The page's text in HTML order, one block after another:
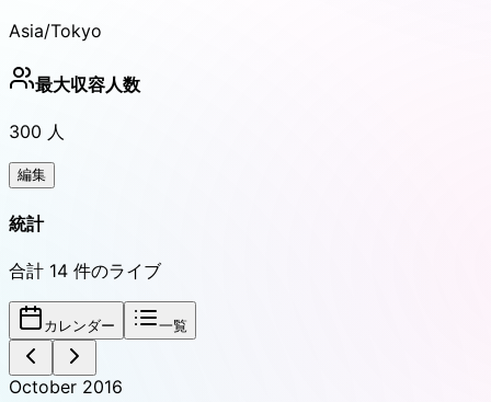
Asia/Tokyo
最大収容人数
300 人
編集
統計
合計 14 件のライブ
カレンダー 一覧
October 2016